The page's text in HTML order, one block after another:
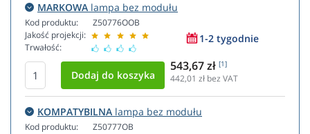
MARKOWA lampa bez modułu
Kod produktu:
Jakość projekcji:
Trwałość:
Z50776OOB
1-2 tygodnie
543,67 zł [1]
442,01 zł bez VAT
KOMPATYBILNA lampa bez modułu
Kod produktu:
Z50777OB